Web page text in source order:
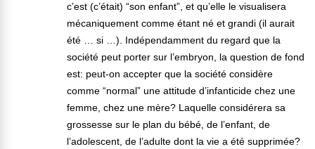
c’est (c’était) “son enfant”, et qu’elle le visualisera
mécaniquement comme étant né et grandi (il aurait
été … si …). Indépendamment du regard que la
société peut porter sur l’embryon, la question de fond
est: peut-on accepter que la société considère
comme “normal” une attitude d’infanticide chez une
femme, chez une mère? Laquelle considérera sa
grossesse sur le plan du bébé, de l’enfant, de
l’adolescent, de l’adulte dont la vie a été supprimée?